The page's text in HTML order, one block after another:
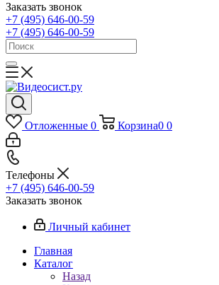
Заказать звонок
+7 (495) 646-00-59
+7 (495) 646-00-59
Отложенные 0 Корзина0 0
Телефоны
+7 (495) 646-00-59
Заказать звонок
Личный кабинет
Главная
Каталог
Назад